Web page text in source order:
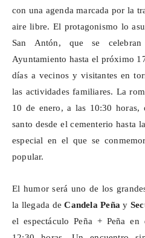
con una agenda marcada por la
aire libre. El protagonismo lo
San Antón, que se
Ayuntamiento hasta el próximo
días a vecinos y visitantes en
las actividades familiares. La
10 de enero, a las 10:30
santo desde el cementerio hasta
especial en el que se
popular.
El humor será uno de los
la llegada deCandela Peña y
el espectáculo Peña + Peña en